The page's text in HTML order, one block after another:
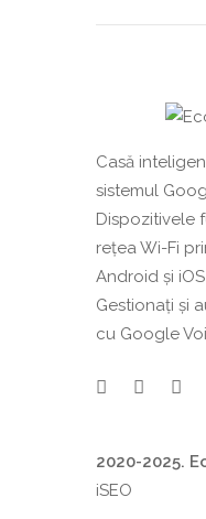
Casă
sistemul
Dispozitivele
rețea Wi-Fi
Android și
Gestionați și
cu Google
2020-2025.
iSEO